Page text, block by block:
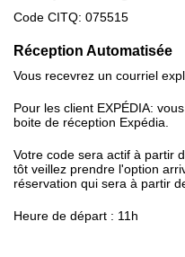
Code CITQ: 075515
Réception Automatisée
Vous recevrez un courriel
Pour les client EXPÉDIA:
boite de réception Expédia.
Votre code sera actif à partir
tôt veillez prendre l'option
réservation qui sera à partir
Heure de départ : 11h